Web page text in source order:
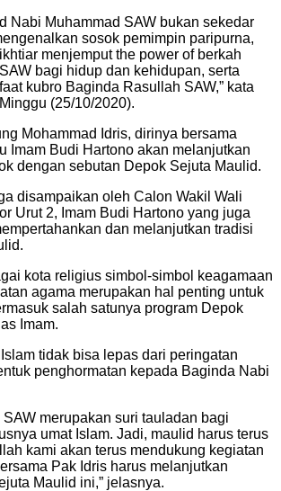
Nabi Muhammad SAW bukan sekedar
sosok pemimpin paripurna,
menjemput the power of berkah
bagi hidup dan kehidupan, serta
kubro Baginda Rasullah SAW,” kata
(25/10/2020).
Mohammad Idris, dirinya bersama
Imam Budi Hartono akan melanjutkan
dengan sebutan Depok Sejuta Maulid.
disampaikan oleh Calon Wakil Wali
Urut 2, Imam Budi Hartono yang juga
dan melanjutkan tradisi
kota religius simbol-simbol keagamaan
agama merupakan hal penting untuk
salah satunya program Depok
Imam.
tidak bisa lepas dari peringatan
penghormatan kepada Baginda Nabi
SAW merupakan suri tauladan bagi
umat Islam. Jadi, maulid harus terus
kami akan terus mendukung kegiatan
Pak Idris harus melanjutkan
Maulid ini,” jelasnya.